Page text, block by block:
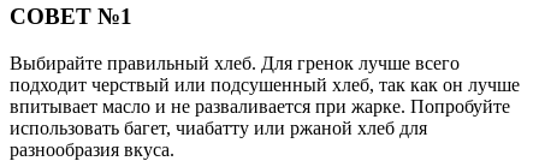
СОВЕТ №1
Выбирайте правильный хлеб. Для гренок лучше всего
подходит черствый или подсушенный хлеб, так как он лучше
впитывает масло и не разваливается при жарке. Попробуйте
использовать багет, чиабатту или ржаной хлеб для
разнообразия вкуса.